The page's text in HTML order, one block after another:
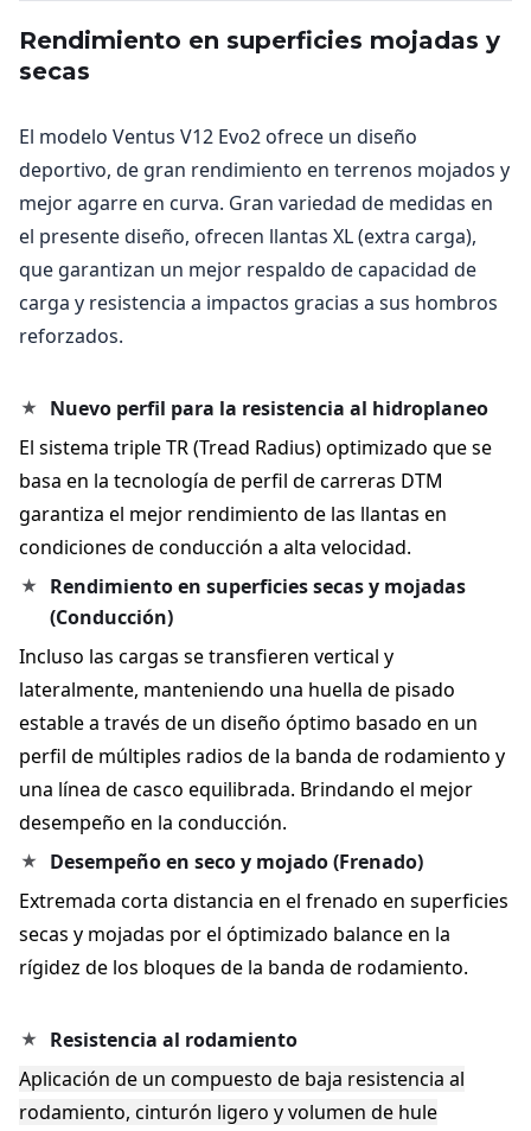
Rendimiento en superficies mojadas y
secas
El modelo Ventus V12 Evo2 ofrece un diseño
deportivo, de gran rendimiento en terrenos mojados y
mejor agarre en curva. Gran variedad de medidas en
el presente diseño, ofrecen llantas XL (extra carga),
que garantizan un mejor respaldo de capacidad de
carga y resistencia a impactos gracias a sus hombros
reforzados.
Nuevo perfil para la resistencia al hidroplaneo
El sistema triple TR (Tread Radius) optimizado que se
basa en la tecnología de perfil de carreras DTM
garantiza el mejor rendimiento de las llantas en
condiciones de conducción a alta velocidad.
Rendimiento en superficies secas y mojadas
(Conducción)
Incluso las cargas se transfieren vertical y
lateralmente, manteniendo una huella de pisado
estable a través de un diseño óptimo basado en un
perfil de múltiples radios de la banda de rodamiento y
una línea de casco equilibrada. Brindando el mejor
desempeño en la conducción.
Desempeño en seco y mojado (Frenado)
Extremada corta distancia en el frenado en superficies
secas y mojadas por el óptimizado balance en la
rígidez de los bloques de la banda de rodamiento.
Resistencia al rodamiento
Aplicación de un compuesto de baja resistencia al
rodamiento, cinturón ligero y volumen de hule